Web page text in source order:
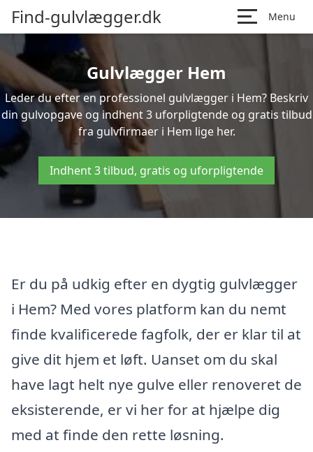
Find-gulvlægger.dk Menu
Gulvlægger Hem
Leder du efter en professionel gulvlægger i Hem? Beskriv
din gulvopgave og indhent 3 uforpligtende og gratis tilbud
fra gulvfirmaer i Hem lige her.
Indhent 3 tilbud, gratis og uforpligtende
Er du på udkig efter en dygtig gulvlægger
i Hem? Med vores platform kan du nemt
finde kvalificerede fagfolk, der er klar til at
give dit hjem et løft. Uanset om du skal
have lagt helt nye gulve eller renoveret de
eksisterende, er vi her for at hjælpe dig
med at finde den rette løsning.